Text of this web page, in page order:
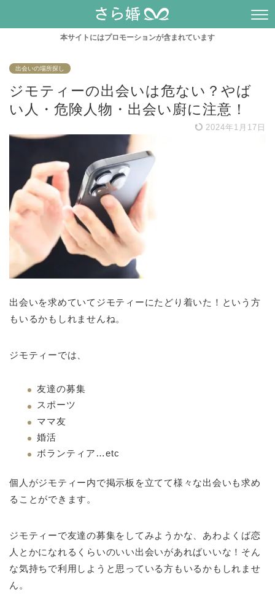
本サイトにはプロモーションが含まれています
出会いの場所探し
ジモティーの出会いは危ない？やば
い人・危険人物・出会い廚に注意！
2024年1月17日
出会いを求めていてジモティーにたどり着いた！という方
もいるかもしれませんね。
ジモティーでは、
友達の募集
スポーツ
ママ友
婚活
ボランティア…etc
個人がジモティー内で掲示板を立てて様々な出会いも求め
ることができます。
ジモティーで友達の募集をしてみようかな、あわよくば恋
人とかになれるくらいのいい出会いがあればいいな！そん
な気持ちで利用しようと思っている方もいるかもしれませ
ん。